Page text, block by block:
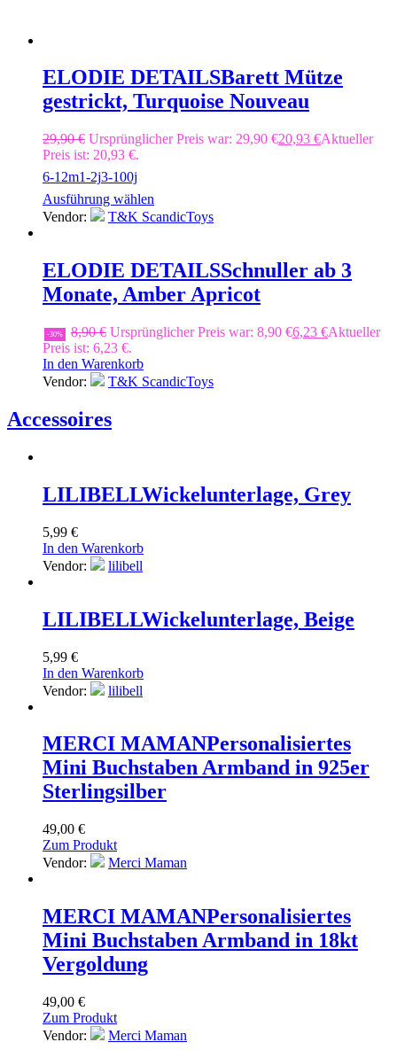
ELODIE DETAILSBarett Mütze
gestrickt, Turquoise Nouveau
29,90€ Ursprünglicher Preis war: 29,90 €20,93 €Aktueller
Preis ist: 20,93 €.
6-12m1-2j3-100j
Ausführung wählen
Vendor:
T&K ScandicToys
ELODIE DETAILSSchnuller ab 3
Monate, Amber Apricot
-30% 8,90€ Ursprünglicher Preis war: 8,90 €6,23 €Aktueller
Preis ist: 6,23 €.
In den Warenkorb
Vendor:
T&K ScandicToys
Accessoires
LILIBELLWickelunterlage, Grey
5,99 €
In den Warenkorb
Vendor:
lilibell
LILIBELLWickelunterlage, Beige
5,99 €
In den Warenkorb
Vendor:
lilibell
MERCI MAMANPersonalisiertes
Mini Buchstaben Armband in 925er
Sterlingsilber
49,00 €
Zum Produkt
Vendor:
Merci Maman
MERCI MAMANPersonalisiertes
Mini Buchstaben Armband in 18kt
Vergoldung
49,00 €
Zum Produkt
Vendor:
Merci Maman